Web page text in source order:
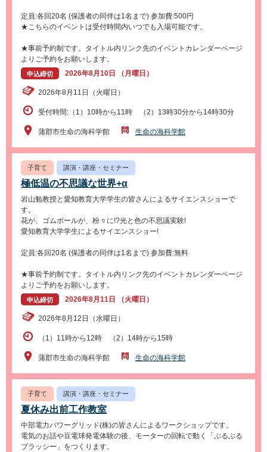
定員:各回20名 (保護者の同伴は1名まで) 参加費:500円
★こちらのイベントは受付時間内いつでも入場可能です。
★事前予約制です。タイトル内リンク先のイベントカレンダーページ
よりご予約をお願いします。
申込締切 2026年8月10日 （月曜日）
2026年8月11日（火曜日）
受付時間:（1）10時から11時 （2）13時30分から14時30分
蒲郡市生命の海科学館 生命の海科学館
子育て 講演・講座・セミナー
極低温の不思議な世界+α
岩山勉教授と愛知教育大学学生の皆さんによるサイエンスショーで
す。
花が、ゴムボールが、粉々に!?光と色の不思議実験!
愛知教育大学学生によるサイエンスショー!
定員:各回20名 (保護者の同伴は1名まで) 参加費:無料
★事前予約制です。タイトル内リンク先のイベントカレンダーページ
よりご予約をお願いします。
申込締切 2026年8月11日 （火曜日）
2026年8月12日（水曜日）
（1）11時から12時 （2）14時から15時
蒲郡市生命の海科学館 生命の海科学館
子育て 講演・講座・セミナー
夏休み出前工作教室
中部電力パワーグリッド(株)の皆さんによるワークショップです。
電気のお話や豆電球発電体験の後、モーターの回転で動く「ぶるぶる
ブラッシー」をつくります。